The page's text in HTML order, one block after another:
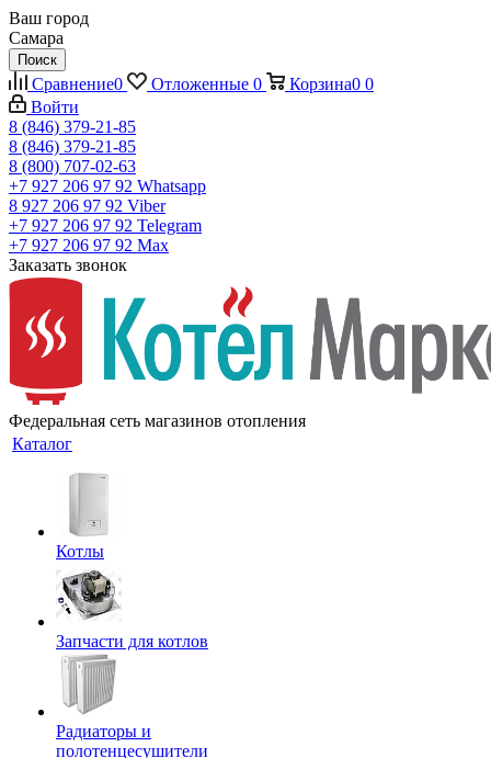
Ваш город
Самара
Поиск
Сравнение0 Отложенные 0 Корзина0 0
Войти
8 (846) 379-21-85
8 (846) 379-21-85
8 (800) 707-02-63
+7 927 206 97 92 Whatsapp
8 927 206 97 92 Viber
+7 927 206 97 92 Telegram
+7 927 206 97 92 Max
Заказать звонок
Федеральная сеть магазинов отопления
Каталог
Котлы
Запчасти для котлов
Радиаторы и
полотенцесушители